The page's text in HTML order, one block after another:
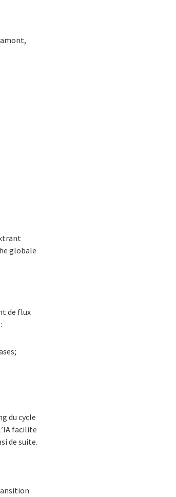
globale
de flux
du cycle
facilite
de suite.